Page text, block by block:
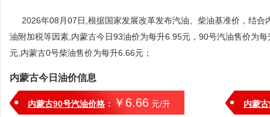
2026年08月07日,根据国家发展改革发布汽油、柴油基准价，结
油附加税等因素,内蒙古今日93油价为每升6.95元，90号汽油售价为
元,内蒙古0号柴油售价为每升6.66元；
内蒙古今日油价信息
内蒙古90号汽油价格 ： ￥6.66 元/升 内蒙